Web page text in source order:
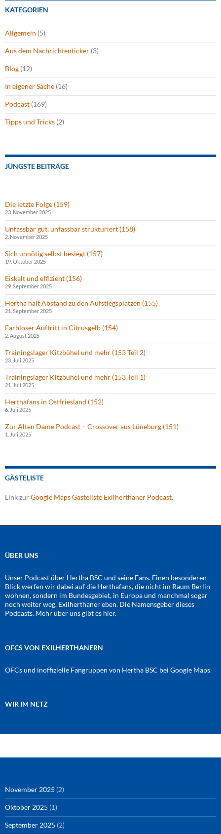
KATEGORIEN
Allgemein (5)
Aus dem Nachrichtenticker (3)
Blog (12)
In eigener Sache (16)
Podcast (169)
Tipps und Tricks (2)
JÜNGSTE BEITRÄGE
Die letzte Folge (159)
23. November 2025
Unfassbar gut, unfassbar strukturiert (158)
2. November 2025
Sich unnötig selbst besiegt (157)
19. Oktober 2025
Eiskalt und effizient (156)
29. September 2025
Hertha hält Abstand zu den Aufstiegsplätzen (155)
21. September 2025
Farbloser Auftritt in Citrusgelb (154)
2. August 2025
Trainingslager Kitzbühel und mehr (153 Teil 2)
23. Juli 2025
Trainingslager Kitzbühel und mehr (153 Teil 1)
21. Juli 2025
Herthafans in Ostfriesland (152)
6. Juli 2025
Zur Alten Dame Podcast – Crossover aus Lüneburg (151)
1. Juli 2025
GÄSTELISTE
Link zurGoogle Maps Gästeliste Exilherthaner Podcast.
ÜBER UNS
Unser Podcast über Hertha BSC und seine Fans. Einen besonderen
Blick werfen wir dabei auf die Herthafans, die nicht im Raum Berlin
wohnen, sondern im Bundesgebiet, in Europa und manchmal sogar
noch weiter weg. Exilherthaner eben. Die Namensgeber dieses
Podcasts. Mehr über uns gibt es hier.
OFCS VON EXILHERTHANERN
OFCs und inoffizielle Fangruppen von Hertha BSC bei Google Maps.
WIR IM NETZ
November 2025 (2)
Oktober 2025 (1)
September 2025 (2)